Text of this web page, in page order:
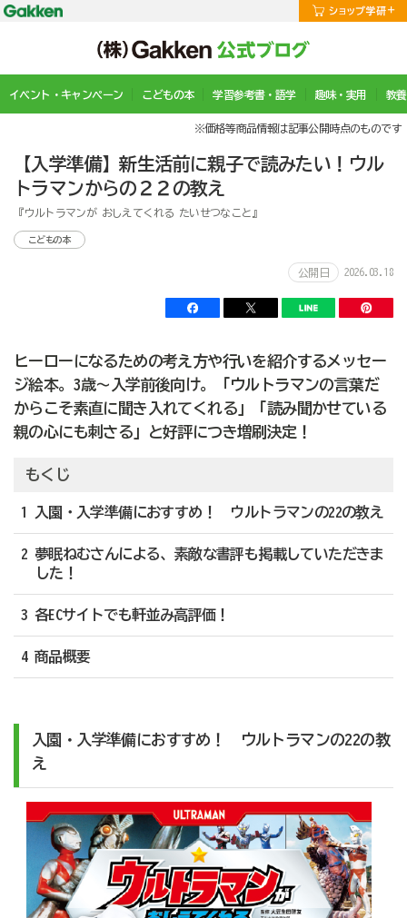
イベント・キャンペーン こどもの本 学習参考書・語学 趣味・実用 教
※価格等商品情報は記事公開時点のものです
【入学準備】新生活前に親子で読みたい！ウル
トラマンからの２２の教え
『ウルトラマンが おしえてくれる たいせつなこと』
こどもの本
公開日 2026.03.18
ヒーローになるための考え方や行いを紹介するメッセー
ジ絵本。3歳～入学前後向け。「ウルトラマンの言葉だ
からこそ素直に聞き入れてくれる」「読み聞かせている
親の心にも刺さる」と好評につき増刷決定！
もくじ
1 入園・入学準備におすすめ！ ウルトラマンの22の教え
2 夢眠ねむさんによる、素敵な書評も掲載していただきま
した！
3 各ECサイトでも軒並み高評価！
4 商品概要
入園・入学準備におすすめ！ ウルトラマンの22の教
え